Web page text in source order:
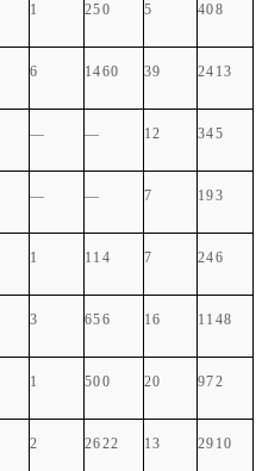
1 250 5 408
6 1460 39 2413
— — 12 345
— — 7 193
1 114 7 246
3 656 16 1148
1 500 20 972
2 2622 13 2910